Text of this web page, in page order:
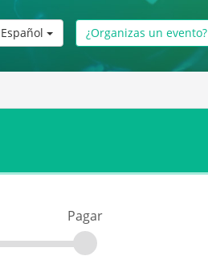
Español ¿Organizas un evento?
Pagar